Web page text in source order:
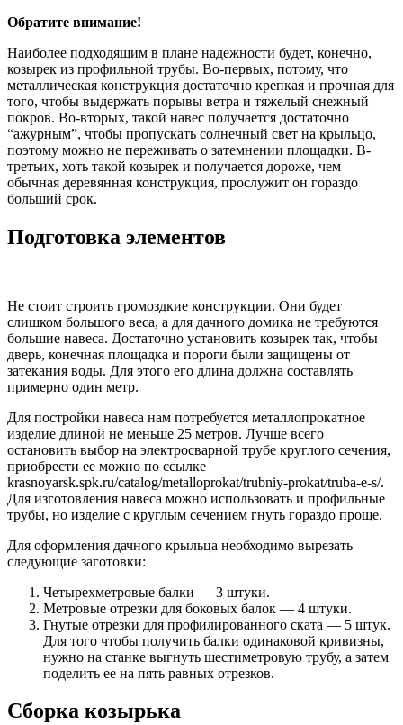
Обратите внимание!
Наиболее подходящим в плане надежности будет, конечно,
козырек из профильной трубы. Во-первых, потому, что
металлическая конструкция достаточно крепкая и прочная для
того, чтобы выдержать порывы ветра и тяжелый снежный
покров. Во-вторых, такой навес получается достаточно
“ажурным”, чтобы пропускать солнечный свет на крыльцо,
поэтому можно не переживать о затемнении площадки. В-
третьих, хоть такой козырек и получается дороже, чем
обычная деревянная конструкция, прослужит он гораздо
больший срок.
Подготовка элементов
Не стоит строить громоздкие конструкции. Они будет
слишком большого веса, а для дачного домика не требуются
большие навеса. Достаточно установить козырек так, чтобы
дверь, конечная площадка и пороги были защищены от
затекания воды. Для этого его длина должна составлять
примерно один метр.
Для постройки навеса нам потребуется металлопрокатное
изделие длиной не меньше 25 метров. Лучше всего
остановить выбор на электросварной трубе круглого сечения,
приобрести ее можно по ссылке
krasnoyarsk.spk.ru/catalog/metalloprokat/trubniy-prokat/truba-e-s/.
Для изготовления навеса можно использовать и профильные
трубы, но изделие с круглым сечением гнуть гораздо проще.
Для оформления дачного крыльца необходимо вырезать
следующие заготовки:
Четырехметровые балки — 3 штуки.
Метровые отрезки для боковых балок — 4 штуки.
Гнутые отрезки для профилированного ската — 5 штук.
Для того чтобы получить балки одинаковой кривизны,
нужно на станке выгнуть шестиметровую трубу, а затем
поделить ее на пять равных отрезков.
Сборка козырька